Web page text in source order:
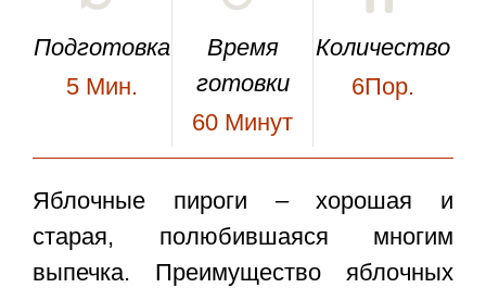
Подготовка
5 Мин.
Время
готовки
60 Минут
Количество
6Пор.
Яблочные пироги – хорошая и
старая, полюбившаяся многим
выпечка. Преимущество яблочных